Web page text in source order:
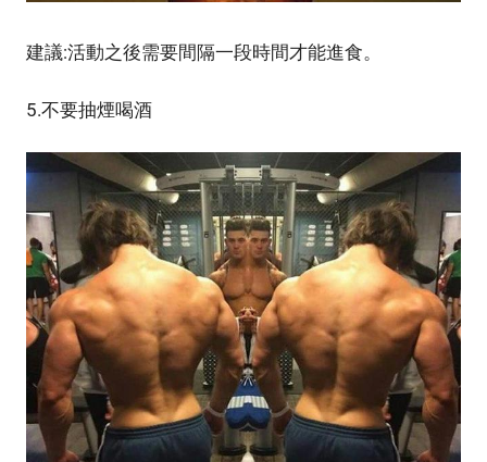
建議:活動之後需要間隔一段時間才能進食。
5.不要抽煙喝酒